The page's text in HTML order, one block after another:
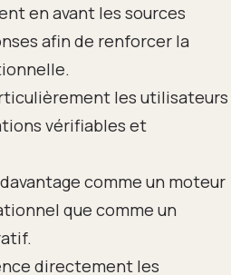
en avant les sources
afin de renforcer la
les utilisateurs
vérifiables et
comme un moteur
que comme un
directement les